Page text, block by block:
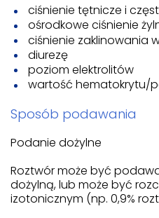
ciśnienie tętnicze i
ośrodkowe ciśnienie
ciśnienie zaklinowania
diurezę
poziom elektrolitów
wartość hematokrytu/
Sposób podawania
Podanie dożylne
Roztwór może być
dożylną, lub może być
izotonicznym (np. 0,9%